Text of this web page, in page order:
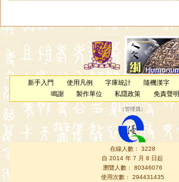
新手入門 使用凡例 字庫統計 隨機漢字
鳴謝
製作單位 私隱政策 免責聲明
（管理員 ）
在線人數： 3228
自 2014 年 7 月 8 日起
瀏覽人數： 80346076
使用次數： 294431435